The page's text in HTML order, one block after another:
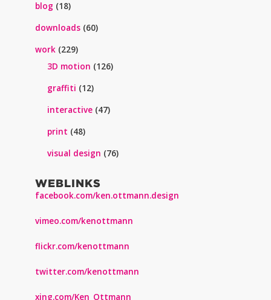
blog (18)
downloads (60)
work (229)
3D motion (126)
graffiti (12)
interactive (47)
print (48)
visual design (76)
WEBLINKS
facebook.com/ken.ottmann.design
vimeo.com/kenottmann
flickr.com/kenottmann
twitter.com/kenottmann
xing.com/Ken_Ottmann